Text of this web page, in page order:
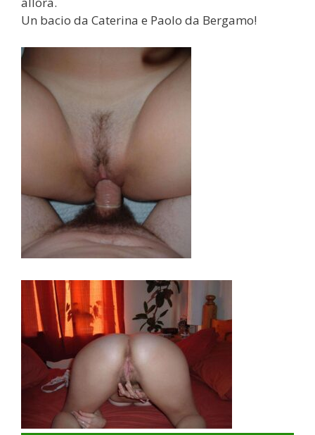
Un bacio da Caterina e Paolo da Bergamo!